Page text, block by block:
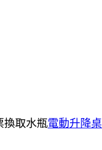
取水瓶電動升降桌